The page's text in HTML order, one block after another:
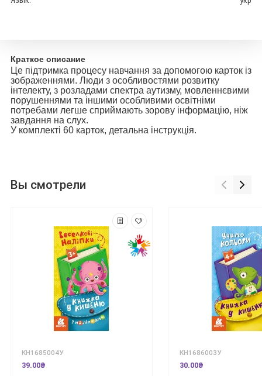
Краткое описание
Це підтримка процесу навчання за допомогою карток із
зображеннями. Люди з особливостями розвитку
інтелекту, з розладами спектра аутизму, мовленнєвими
порушеннями та іншими особливими освітніми
потребами легше сприймають зорову інформацію, ніж
завдання на слух.
У комплекті 60 карток, детальна інструкція.
Вы смотрели
КН1685004У
39.00₴
КН1686003У
30.00₴